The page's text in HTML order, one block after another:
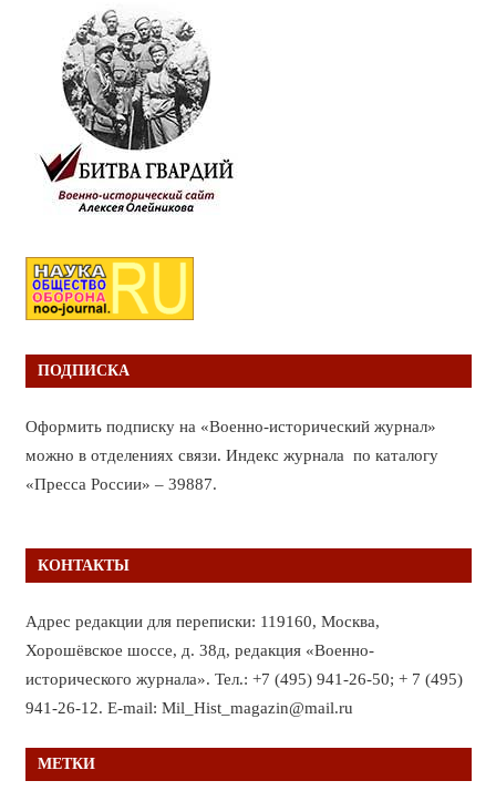
ПОДПИСКА
Оформить подписку на «Военно-исторический журнал»
можно в отделениях связи. Индекс журнала по каталогу
«Пресса России» – 39887.
КОНТАКТЫ
Адрес редакции для переписки: 119160, Москва,
Хорошёвское шоссе, д. 38д, редакция «Военно-
исторического журнала». Тел.: +7 (495) 941-26-50; + 7 (495)
941-26-12. E-mail: Mil_Hist_magazin@mail.ru
МЕТКИ